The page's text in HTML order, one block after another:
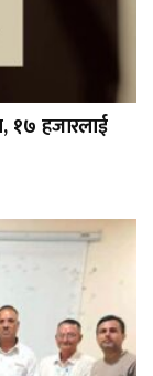
१७ हजारलाई